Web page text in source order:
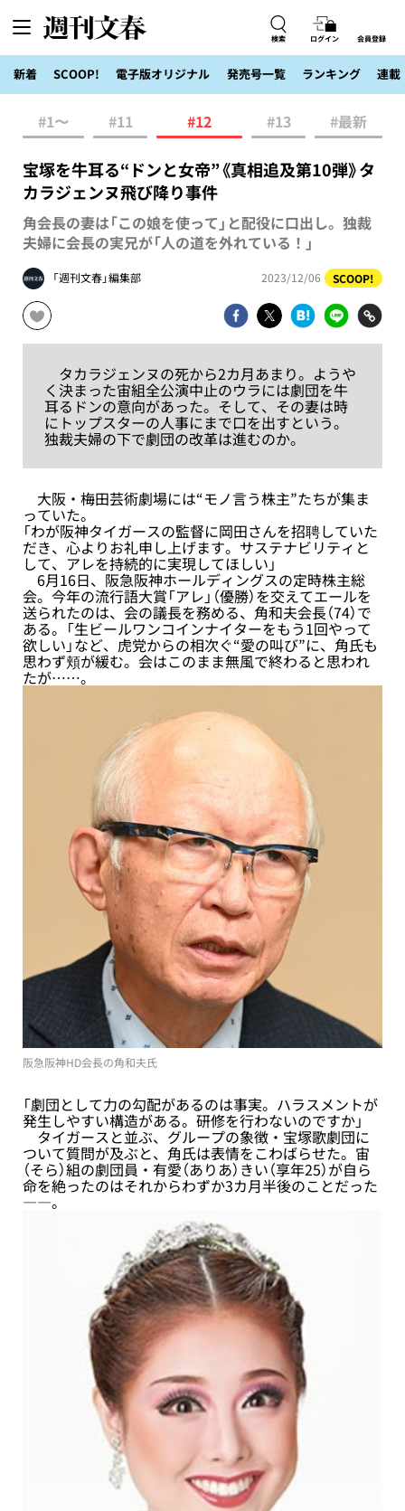
検索 ログイン 会員登録
新着 SCOOP! 電子版オリジナル 発売号一覧 ランキング 連載
#1〜 #11 #12 #13 #最新
宝塚を牛耳る“ドンと女帝”《真相追及第10弾》タ
カラジェンヌ飛び降り事件
角会長の妻は「この娘を使って」と配役に口出し。独裁
夫婦に会長の実兄が「人の道を外れている！」
「週刊文春」編集部 2023/12/06 SCOOP!
タカラジェンヌの死から2カ月あまり。ようや
く決まった宙組全公演中止のウラには劇団を牛
耳るドンの意向があった。そして、その妻は時
にトップスターの人事にまで口を出すという。
独裁夫婦の下で劇団の改革は進むのか。
大阪・梅田芸術劇場には“モノ言う株主”たちが集ま
っていた。
「わが阪神タイガースの監督に岡田さんを招聘していた
だき、心よりお礼申し上げます。サステナビリティと
して、アレを持続的に実現してほしい」
6月16日、阪急阪神ホールディングスの定時株主総
会。今年の流行語大賞「アレ」（優勝）を交えてエールを
送られたのは、会の議長を務める、角和夫会長（74）で
ある。「生ビールワンコインナイターをもう1回やって
欲しい」など、虎党からの相次ぐ“愛の叫び”に、角氏も
思わず頬が緩む。会はこのまま無風で終わると思われ
たが……。
阪急阪神HD会長の角和夫氏
「劇団として力の勾配があるのは事実。ハラスメントが
発生しやすい構造がある。研修を行わないのですか」
タイガースと並ぶ、グループの象徴・宝塚歌劇団に
ついて質問が及ぶと、角氏は表情をこわばらせた。宙
（そら）組の劇団員・有愛（ありあ）きい（享年25）が自ら
命を絶ったのはそれからわずか3カ月半後のことだった
――。